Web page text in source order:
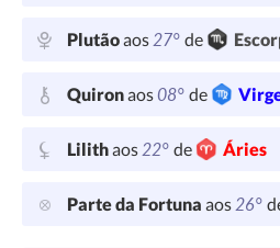
Plutãoaos27° de
Quironaos08° de
Lilithaos22° de Áries
Parte da Fortuna aos26°